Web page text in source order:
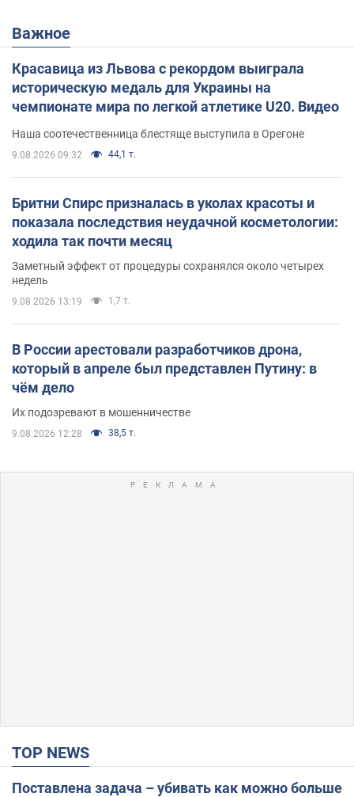
Важное
Красавица из Львова с рекордом выиграла
историческую медаль для Украины на
чемпионате мира по легкой атлетике U20. Видео
Наша соотечественница блестяще выступила в Орегоне
9.08.2026 09:32 44,1 т.
Бритни Спирс призналась в уколах красоты и
показала последствия неудачной косметологии:
ходила так почти месяц
Заметный эффект от процедуры сохранялся около четырех
недель
9.08.2026 13:19 1,7 т.
В России арестовали разработчиков дрона,
который в апреле был представлен Путину: в
чём дело
Их подозревают в мошенничестве
9.08.2026 12:28 38,5 т.
TOP NEWS
Поставлена задача – убивать как можно больше